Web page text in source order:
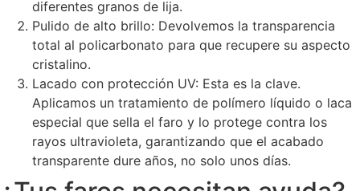
diferentes granos de lija.
Pulido de alto brillo: Devolvemos la transparencia
total al policarbonato para que recupere su aspecto
cristalino.
Lacado con protección UV: Esta es la clave.
Aplicamos un tratamiento de polímero líquido o laca
especial que sella el faro y lo protege contra los
rayos ultravioleta, garantizando que el acabado
transparente dure años, no solo unos días.